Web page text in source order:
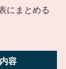
にまとめる
容